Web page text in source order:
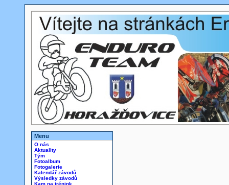
Menu
O nás
Aktuality
Tým
Fotoalbum
Fotogalerie
Kalendář závodů
Výsledky závodů
Kam na trénink